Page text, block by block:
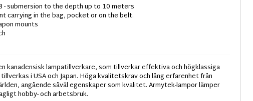
submersion to the depth up to 10 meters
carrying in the bag, pocket or on the belt.
mounts
kanadensisk lampatillverkare, som tillverkar effektiva och högklassiga
i USA och Japan. Höga kvalitetskrav och lång erfarenhet från
angående såväl egenskaper som kvalitet. Armytek-lampor lämper
hobby- och arbetsbruk.